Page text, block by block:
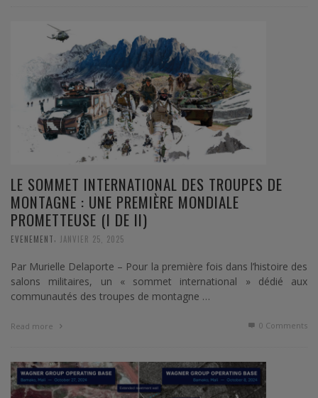
LE SOMMET INTERNATIONAL DES TROUPES DE
MONTAGNE : UNE PREMIÈRE MONDIALE
PROMETTEUSE (I DE II)
EVENEMENT JANVIER 25, 2025
Par Murielle Delaporte – Pour la première fois dans l’histoire des
salons militaires, un « sommet international » dédié aux
communautés des troupes de montagne …
Read more 0 Comments